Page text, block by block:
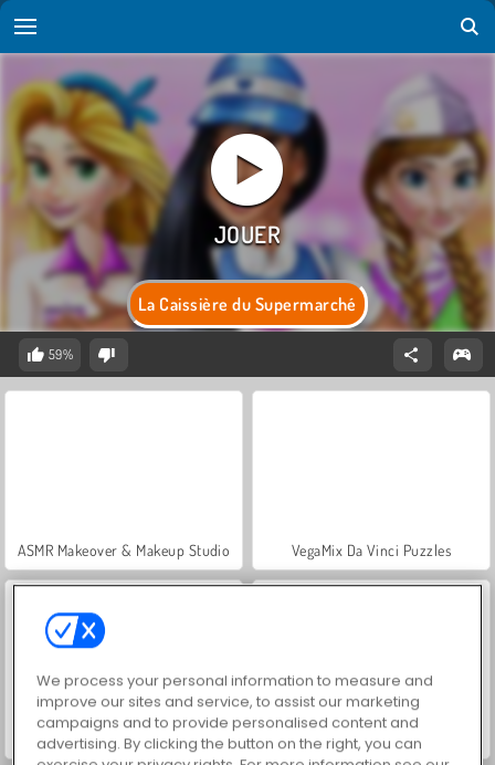
La Caissière du Supermarché
59%
ASMR Makeover & Makeup Studio VegaMix Da Vinci Puzzles
Hidden Object: Street of Secrets Farm Merge Valley
We process your personal information to measure and
improve our sites and service, to assist our marketing
campaigns and to provide personalised content and
advertising. By clicking the button on the right, you can